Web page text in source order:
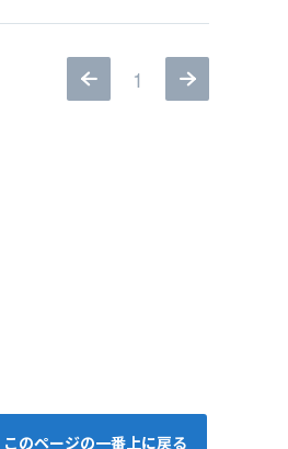
1
このページの一番上に戻る